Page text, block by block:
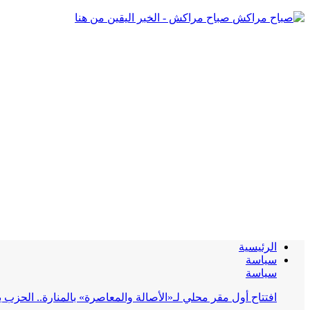
صباح مراكش - الخبر اليقين من هنا
الرئيسية
سياسة
سياسة
افتتاح أول مقر محلي لـ«الأصالة والمعاصرة» بالمنارة..